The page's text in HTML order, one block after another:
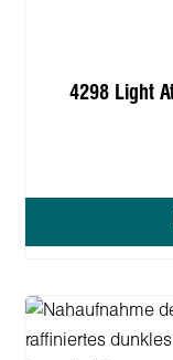
4298 Light